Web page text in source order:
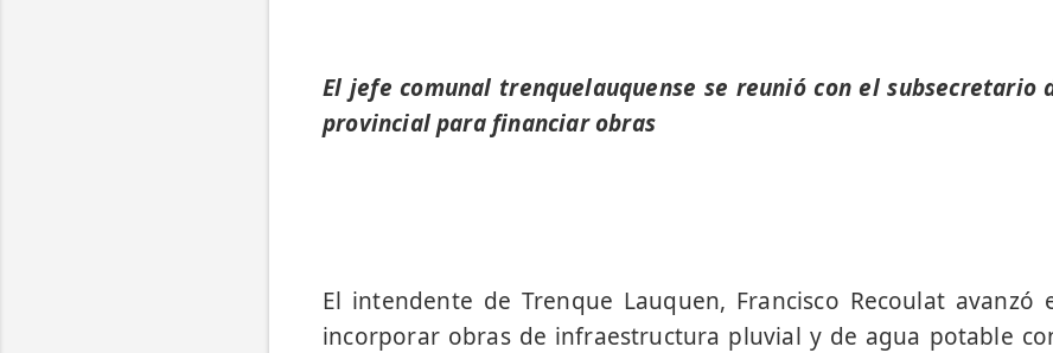
El jefe comunal trenquelauquense se reunió con el subsecretario
provincial para financiar obras
El intendente de Trenque Lauquen, Francisco Recoulat
incorporar obras de infraestructura pluvial y de agua potable